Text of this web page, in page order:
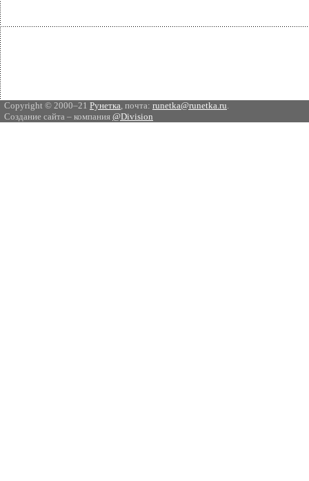
Copyright © 2000–21 Рунетка, почта: runetka@runetka.ru.
Создание сайта – компания @Division